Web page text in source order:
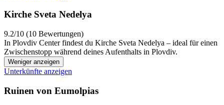
Kirche Sveta Nedelya
9.2/10 (10 Bewertungen)
In Plovdiv Center findest du Kirche Sveta Nedelya – ideal für einen
Zwischenstopp während deines Aufenthalts in Plovdiv.
Weniger anzeigen
Unterkünfte anzeigen
Ruinen von Eumolpias